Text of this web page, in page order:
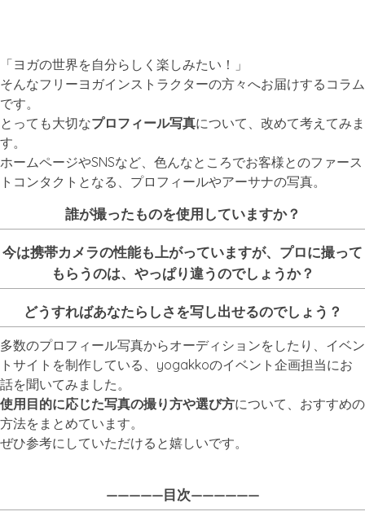
「ヨガの世界を自分らしく楽しみたい！」
そんなフリーヨガインストラクターの方々へお届けするコラム
です。
とっても大切なプロフィール写真について、改めて考えてみま
す。
ホームページやSNSなど、色んなところでお客様とのファース
トコンタクトとなる、プロフィールやアーサナの写真。
誰が撮ったものを使用していますか？
今は携帯カメラの性能も上がっていますが、プロに撮って
もらうのは、やっぱり違うのでしょうか？
どうすればあなたらしさを写し出せるのでしょう？
多数のプロフィール写真からオーディションをしたり、イベン
トサイトを制作している、yogakkoのイベント企画担当にお
話を聞いてみました。
使用目的に応じた写真の撮り方や選び方について、おすすめの
方法をまとめています。
ぜひ参考にしていただけると嬉しいです。
—————目次——————